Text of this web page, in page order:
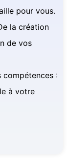
pour vous.
la création
de vos
:
à votre